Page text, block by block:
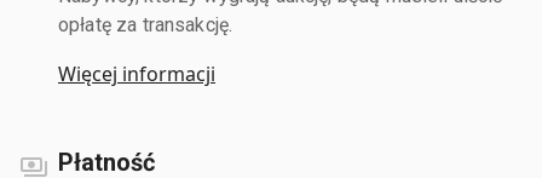
opłatę za transakcję.
Więcej informacji
Płatność